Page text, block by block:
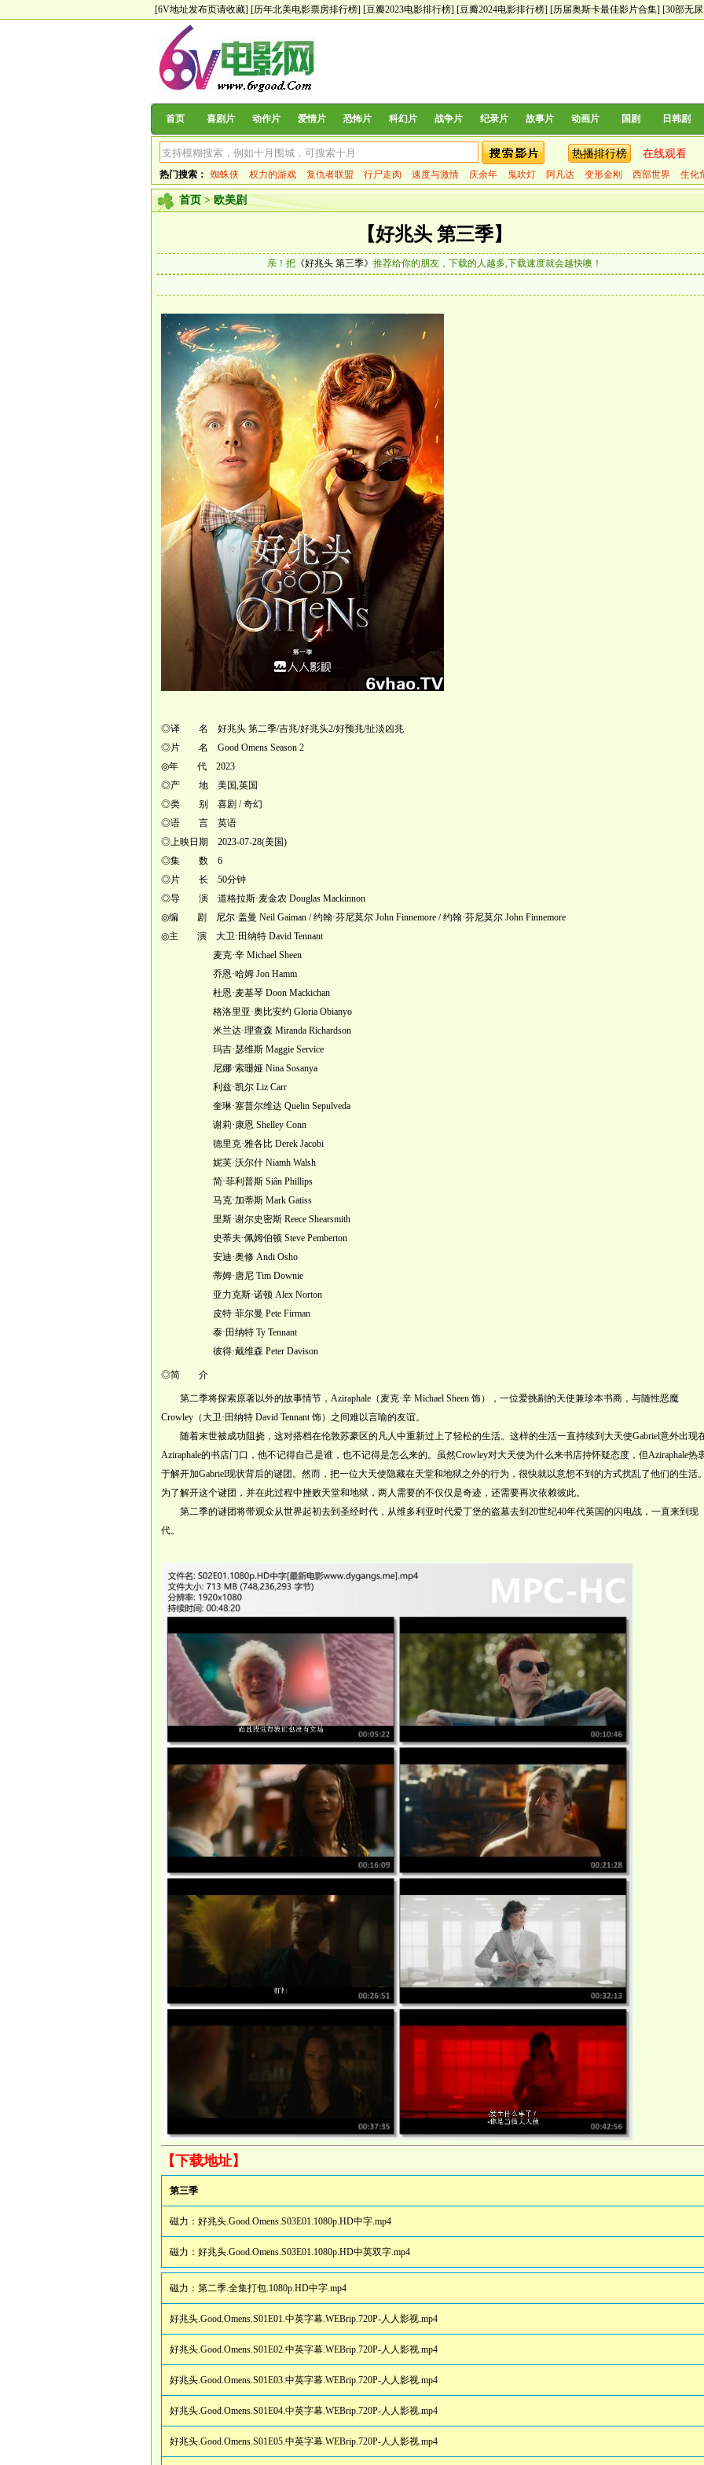
[6V地址发布页请收藏] [历年北美电影票房排行榜] [豆瓣2023电影排行榜] [豆瓣2024电影排行榜] [历届奥斯卡最佳影片合集] [30部无
首页 喜剧片 动作片 爱情片 恐怖片 科幻片 战争片 纪录片 故事片 动画片 国剧 日韩剧
热播排行榜 在线观看
热门搜索： 蜘蛛侠 权力的游戏 复仇者联盟 行尸走肉 速度与激情 庆余年 鬼吹灯 阿凡达 变形金刚 西部世界 生化
首页>欧美剧
【好兆头 第三季】
亲！把 《好兆头 第三季》 推荐给你的朋友，下载的人越多,下载速度就会越快噢！
◎译 名 好兆头 第二季/吉兆/好兆头2/好预兆/扯淡凶兆
◎片 名 Good Omens Season 2
◎年 代 2023
◎产 地 美国,英国
◎类 别 喜剧 / 奇幻
◎语 言 英语
◎上映日期 2023-07-28(美国)
◎集 数 6
◎片 长 50分钟
◎导 演 道格拉斯·麦金农 Douglas Mackinnon
◎编 剧 尼尔·盖曼 Neil Gaiman / 约翰·芬尼莫尔 John Finnemore / 约翰·芬尼莫尔 John Finnemore
◎主 演 大卫·田纳特 David Tennant
麦克·辛 Michael Sheen
乔恩·哈姆 Jon Hamm
杜恩·麦基琴 Doon Mackichan
格洛里亚·奥比安约 Gloria Obianyo
米兰达·理查森 Miranda Richardson
玛吉·瑟维斯 Maggie Service
尼娜·索珊娅 Nina Sosanya
利兹·凯尔 Liz Carr
奎琳·塞普尔维达 Quelin Sepulveda
谢莉·康恩 Shelley Conn
德里克·雅各比 Derek Jacobi
妮芙·沃尔什 Niamh Walsh
简·菲利普斯 Siân Phillips
马克·加蒂斯 Mark Gatiss
里斯·谢尔史密斯 Reece Shearsmith
史蒂夫·佩姆伯顿 Steve Pemberton
安迪·奥修 Andi Osho
蒂姆·唐尼 Tim Downie
亚力克斯·诺顿 Alex Norton
皮特·菲尔曼 Pete Firman
泰·田纳特 Ty Tennant
彼得·戴维森 Peter Davison
◎简 介
第二季将探索原著以外的故事情节，Aziraphale（麦克·辛 Michael Sheen 饰），一位爱挑剔的天使兼珍本书商，与随性恶魔
Crowley（大卫·田纳特 David Tennant 饰）之间难以言喻的友谊。
随着末世被成功阻挠，这对搭档在伦敦苏豪区的凡人中重新过上了轻松的生活。这样的生活一直持续到大天使Gabriel意外出现
Aziraphale的书店门口，他不记得自己是谁，也不记得是怎么来的。虽然Crowley对大天使为什么来书店持怀疑态度，但Aziraphale热
于解开加Gabriel现状背后的谜团。然而，把一位大天使隐藏在天堂和地狱之外的行为，很快就以意想不到的方式扰乱了他们的生活。
为了解开这个谜团，并在此过程中挫败天堂和地狱，两人需要的不仅仅是奇迹，还需要再次依赖彼此。
第二季的谜团将带观众从世界起初去到圣经时代，从维多利亚时代爱丁堡的盗墓去到20世纪40年代英国的闪电战，一直来到现
代。
【下载地址】
第三季
磁力： 好兆头.Good.Omens.S03E01.1080p.HD中字.mp4
磁力： 好兆头.Good.Omens.S03E01.1080p.HD中英双字.mp4
磁力： 第二季.全集打包.1080p.HD中字.mp4
好兆头.Good.Omens.S01E01.中英字幕.WEBrip.720P-人人影视.mp4
好兆头.Good.Omens.S01E02.中英字幕.WEBrip.720P-人人影视.mp4
好兆头.Good.Omens.S01E03.中英字幕.WEBrip.720P-人人影视.mp4
好兆头.Good.Omens.S01E04.中英字幕.WEBrip.720P-人人影视.mp4
好兆头.Good.Omens.S01E05.中英字幕.WEBrip.720P-人人影视.mp4